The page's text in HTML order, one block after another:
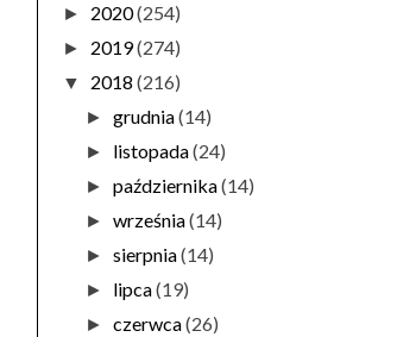
► 2020(254)
► 2019(274)
▼ 2018 (216)
►grudnia(14)
► listopada(24)
►października(14)
►września(14)
►sierpnia(14)
► lipca(19)
►czerwca(26)